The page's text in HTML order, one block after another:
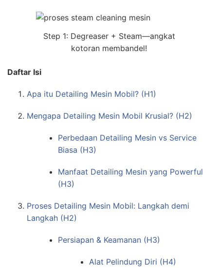
Step 1: Degreaser + Steam—angkat
kotoran membandel!
Daftar Isi
Apa itu Detailing Mesin Mobil? (H1)
Mengapa Detailing Mesin Mobil Krusial? (H2)
Perbedaan Detailing Mesin vs Service
Biasa (H3)
Manfaat Detailing Mesin yang Powerful
(H3)
Proses Detailing Mesin Mobil: Langkah demi
Langkah (H2)
Persiapan & Keamanan (H3)
Alat Pelindung Diri (H4)